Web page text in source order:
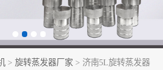
> 旋转蒸发器厂家 > 济南5L旋转蒸发器
加热模块厂家
气流烘干器
双层玻璃反应釜10L